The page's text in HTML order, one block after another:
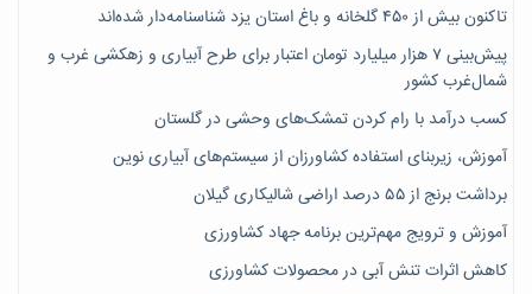
تاکنون بیش از ۴۵۰ گلخانه و باغ استان یزد شناسنامه‌دار شده‌اند
پیش‌بینی ۷‌ هزار میلیارد تومان اعتبار برای طرح آبیاری و زهکشی غرب و
شمال‌غرب کشور
کسب درآمد با رام کردن تمشک‌های وحشی در گلستان
آموزش، زیربنای استفاده کشاورزان از سیستم‌های آبیاری نوین
برداشت برنج از ۵۵ درصد اراضی شالیکاری گیلان
آموزش و ترویج مهم‌ترین برنامه جهاد کشاورزی
کاهش اثرات تنش آبی در محصولات کشاورزی